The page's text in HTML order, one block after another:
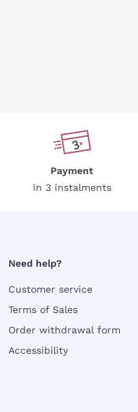
Payment
in 3 instalments
Need help?
Customer service
Terms of Sales
Order withdrawal form
Accessibility